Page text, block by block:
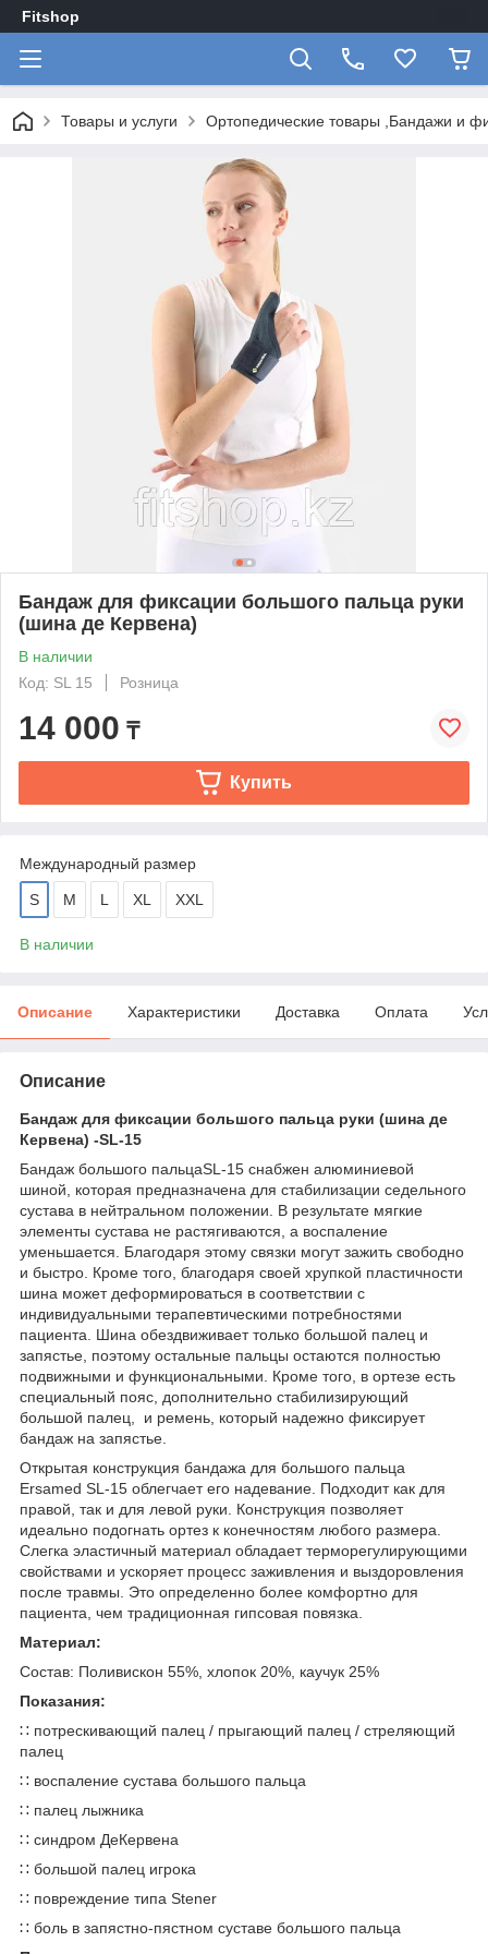
Fitshop
Товары и услуги Ортопедические товары ,Бандажи и
Бандаж для фиксации большого пальца руки
(шина де Кервена)
В наличии
Код: SL 15
Розница
14 000 ₸
Купить
Международный размер
S M L XL XXL
В наличии
Описание Характеристики Доставка Оплата
Описание
Бандаж для фиксации большого пальца руки (шина де
Кервена) -SL-15
Бандаж большого пальцаSL-15 снабжен алюминиевой
шиной, которая предназначена для стабилизации седельного
сустава в нейтральном положении. В результате мягкие
элементы сустава не растягиваются, а воспаление
уменьшается. Благодаря этому связки могут зажить свободно
и быстро. Кроме того, благодаря своей хрупкой пластичности
шина может деформироваться в соответствии с
индивидуальными терапевтическими потребностями
пациента. Шина обездвиживает только большой палец и
запястье, поэтому остальные пальцы остаются полностью
подвижными и функциональными. Кроме того, в ортезе есть
специальный пояс, дополнительно стабилизирующий
большой палец, и ремень, который надежно фиксирует
бандаж на запястье.
Открытая конструкция бандажа для большого пальца
Ersamed SL-15 облегчает его надевание. Подходит как для
правой, так и для левой руки. Конструкция позволяет
идеально подогнать ортез к конечностям любого размера.
Слегка эластичный материал обладает терморегулирующими
свойствами и ускоряет процесс заживления и выздоровления
после травмы. Это определенно более комфортно для
пациента, чем традиционная гипсовая повязка.
Материал:
Состав: Поливискон 55%, хлопок 20%, каучук 25%
Показания:
∷ потрескивающий палец / прыгающий палец / стреляющий
палец
∷ воспаление сустава большого пальца
∷ палец лыжника
∷ синдром ДеКервена
∷ большой палец игрока
∷ повреждение типа Stener
∷ боль в запястно-пястном суставе большого пальца